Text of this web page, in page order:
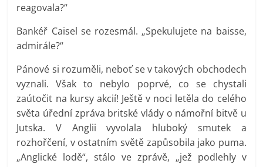
reagovala?“
Bankéř Caisel se rozesmál. „Spekulujete na baisse,
admirále?“
Pánové si rozuměli, neboť se v takových obchodech
vyznali. Však to nebylo poprvé, co se chystali
zaútočit na kursy akcií! Ještě v noci letěla do celého
světa úřední zpráva britské vlády o námořní bitvě u
Jutska. V Anglii vyvolala hluboký smutek a
rozhořčení, v ostatním světě zapůsobila jako puma.
„Anglické lodě“, stálo ve zprávě, „jež podlehly v